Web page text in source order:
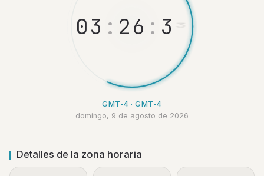
03 : 26 : 3 3
GMT-4 · GMT-4
domingo, 9 de agosto de 2026
Detalles de la zona horaria